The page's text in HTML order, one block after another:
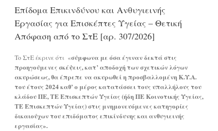
Επίδομα Επικινδύνου και Ανθυγιεινής
Εργασίας για Επισκέπτες Υγείας – Θετική
Απόφαση από το ΣτΕ [αρ. 307/2026]
To ΣτΕ έκρινε ότι «σύμφωνα με όσα έγιναν δεκτά στις
προηγούμενες σκέψεις, κατ’ αποδοχή των σχετικών λόγων
ακυρώσεως, θα έπρεπε να ακυρωθεί η προσβαλλομένη Κ.Υ.Α.
του έτους 2024 καθ’ ο μέρος κατατάσσει τους υπαλλήλους του
κλάδου ΠΕ, ΤΕ Επισκεπτών Υγείας (ήδη ΠΕ Κοινοτικής Υγείας,
ΤΕ Επισκεπτών Υγείας) στις μνημονευόμενες κατηγορίες
δικαιούχων του επιδόματος επικίνδυνης και ανθυγιεινής
εργασίας».